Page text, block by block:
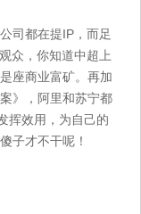
司都在提IP，而足
众，你知道中超上
座商业富矿。再加
》，阿里和苏宁都
挥效用，为自己的
子才不干呢！